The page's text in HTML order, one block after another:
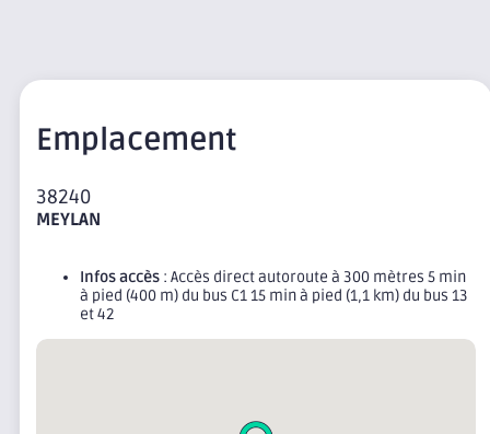
Emplacement
38240
MEYLAN
Infos accès : Accès direct autoroute à 300 mètres 5 min
à pied (400 m) du bus C1 15 min à pied (1,1 km) du bus 13
et 42